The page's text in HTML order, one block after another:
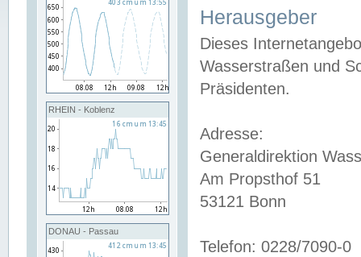
RHEIN - Koblenz
DONAU - Passau
Herausgeber
Dieses
Wasserstraßen und
Präsidenten.
Adresse:
Generaldirektion
Am Propsthof 51
53121 Bonn
Telefon: 0228/7090-0